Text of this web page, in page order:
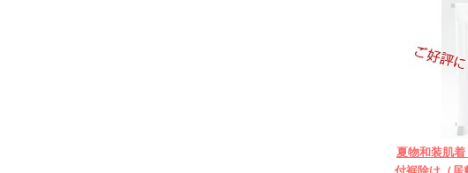
夏物和装肌